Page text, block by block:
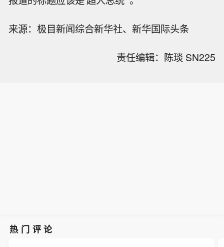
来源：极目新闻综合新华社、新华国际头条
责任编辑：陈琰 SN225
热门评论